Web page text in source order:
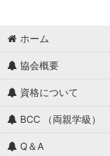
ホーム
協会概要
資格について
BCC （両親学級）
Q＆A